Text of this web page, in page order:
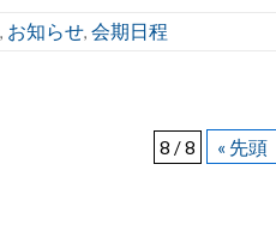
, お知らせ, 会期日程
8 / 8 « 先頭